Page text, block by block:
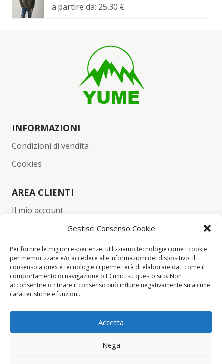
Gestisci Consenso Cookie
Per fornire le migliori esperienze, utilizziamo tecnologie come i cookie
per memorizzare e/o accedere alle informazioni del dispositivo. Il
consenso a queste tecnologie ci permetterà di elaborare dati come il
comportamento di navigazione o ID unici su questo sito. Non
acconsentire o ritirare il consenso può influire negativamente su alcune
caratteristiche e funzioni.
Accetta
Nega
a partire da: 25,30 €
INFORMAZIONI
Condizioni di vendita
Cookies
AREA CLIENTI
Il mio account
Wishlist
Checkout
CONTACT INFO
+39 342 94 34 260
info@yume-collection.eu